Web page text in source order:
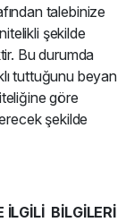
talebinize
şekilde
Bu durumda
tuttuğunu beyan
göre
şekilde
İLGİLİ BİLGİLERİ